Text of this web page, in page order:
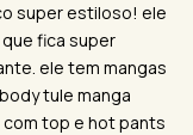
super estiloso! ele
fica super
ele tem mangas
tule manga
top e hot pants